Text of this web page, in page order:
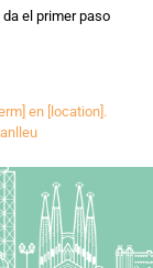
el primer paso
en [location].